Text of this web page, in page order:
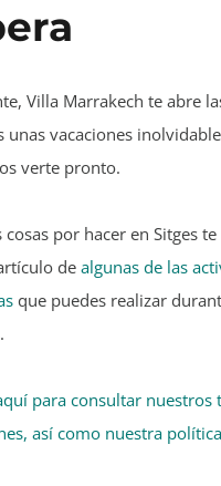
Villa Marrakech te abre
unas vacaciones
verte pronto.
cosas por hacer en Sitges
de algunas de las
que puedes realizar
para consultar nuestros
así como nuestra